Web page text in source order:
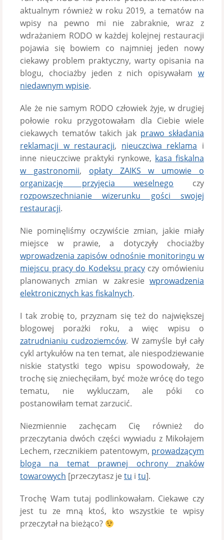
aktualnym również w roku 2019, a tematów na
wpisy na pewno mi nie zabraknie, wraz z
wdrażaniem RODO w każdej kolejnej restauracji
pojawia się bowiem co najmniej jeden nowy
ciekawy problem praktyczny, warty opisania na
blogu, chociażby jeden z nich opisywałam w
niedawnym wpisie.
Ale że nie samym RODO człowiek żyje, w drugiej
połowie roku przygotowałam dla Ciebie wiele
ciekawych tematów takich jak prawo składania
reklamacji w restauracji, nieuczciwa reklama i
inne nieuczciwe praktyki rynkowe, kasa fiskalna
w gastronomii, opłaty ZAIKS w umowie o
organizację przyjęcia weselnego czy
rozpowszechnianie wizerunku gości swojej
restauracji.
Nie pominęliśmy oczywiście zmian, jakie miały
miejsce w prawie, a dotyczyły chociażby
wprowadzenia zapisów odnośnie monitoringu w
miejscu pracy do Kodeksu pracyczy omówieniu
planowanych zmian w zakresie wprowadzenia
elektronicznych kas fiskalnych.
I tak zrobię to, przyznam się też do największej
blogowej porażki roku, a więc wpisu o
zatrudnianiu cudzoziemców. W zamyśle był cały
cykl artykułów na ten temat, ale niespodziewanie
niskie statystki tego wpisu spowodowały, że
trochę się zniechęciłam, być może wrócę do tego
tematu, nie wykluczam, ale póki co
postanowiłam temat zarzucić.
Niezmiennie zachęcam Cię również do
przeczytania dwóch części wywiadu z Mikołajem
Lechem, rzecznikiem patentowym, prowadzącym
bloga na temat prawnej ochrony znaków
towarowych [przeczytasz je tu i tu].
Trochę Wam tutaj podlinkowałam. Ciekawe czy
jest tu ze mną ktoś, kto wszystkie te wpisy
przeczytał na bieżąco?